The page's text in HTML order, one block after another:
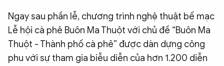
Ngay sau phần lễ, chương trình nghệ thuật bế mạc
Lễ hội cà phê Buôn Ma Thuột với chủ đề “Buôn Ma
Thuột - Thành phố cà phê” được dàn dựng công
phu với sự tham gia biễu diễn của hơn 1.200 diễn